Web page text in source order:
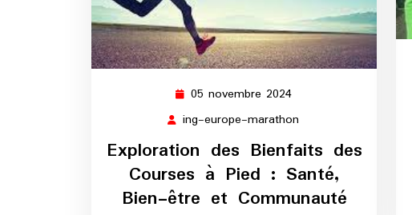
05 novembre 2024
novembre
ing-europe-marathon
europe-
marathon
Exploration des Bienfaits des
Courses à Pied : Santé,
Bien-être et Communauté